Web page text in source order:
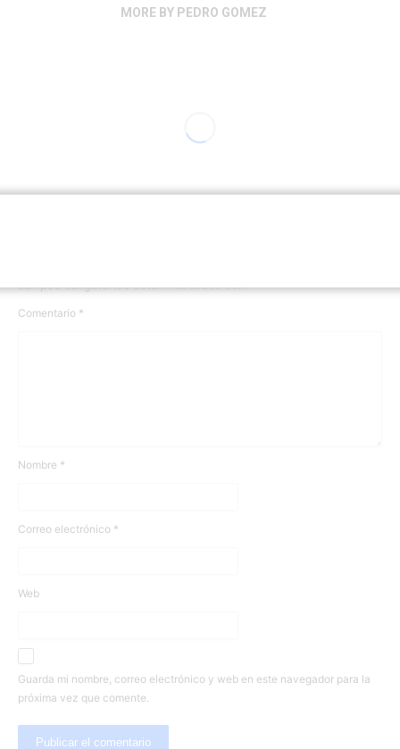
MORE BY PEDRO GOMEZ
campos obligatorios están marcados con*
Comentario *
Nombre *
Correo electrónico *
Web
Guarda mi nombre, correo electrónico y web en este navegador para la
próxima vez que comente.